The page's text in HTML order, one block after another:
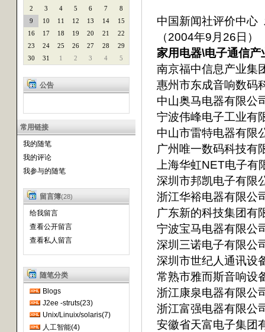
2
3 4 5 6 7
8
9
10 11 12 13 14
15
16
17 18 19 20 21
22
23
24 25 26 27 28
29
30
31 1 2 3 4 5
公告
常用链接
我的随笔
我的评论
我参与的随笔
留言簿(28)
给我留言
查看公开留言
查看私人留言
随笔分类
Blogs
J2ee -struts(23)
Unix/Linuix/solaris(7)
人工智能(4)
中国新闻社评价中心
（2004年9月26日）
家用电器\电子通信产
南京福中信息产业集
惠州市东成音响数码
中山奥马电器有限公
宁波伟峰电子工业有
中山市雷特电器有限
广州唯一数码科技有
上海华虹NET电子有
深圳市邦凯电子有限
浙江华裕电器有限公
广东新的科技集团有
宁波宝马电器有限公
深圳三诺电子有限公
深圳市世纪人通讯设
常熟市雅而斯音响设
浙江康泉电器有限公
浙江富强电器有限公
安徽省天富电子集团